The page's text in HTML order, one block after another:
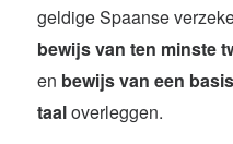
geldige Spaanse
bewijs van ten minste
en bewijs van een
taaloverleggen.